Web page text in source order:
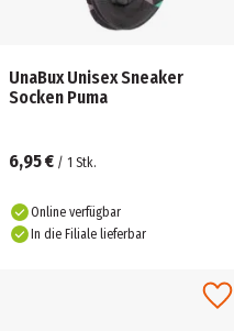
UnaBux Unisex Sneaker
Socken Puma
6,95 € / 1 Stk.
Online verfügbar
In die Filiale lieferbar